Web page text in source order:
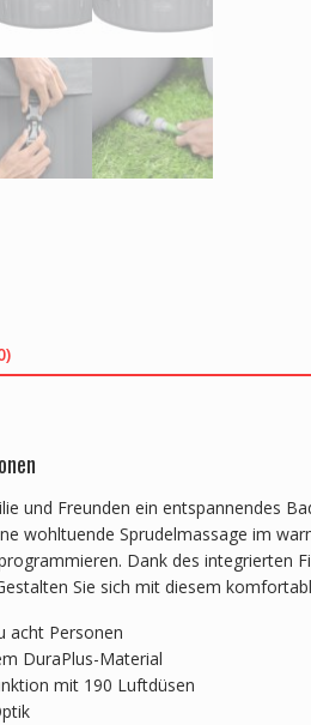
und Freunden ein entspannendes
wohltuende Sprudelmassage im
Dank des integrierten
Sie sich mit diesem
acht Personen
DuraPlus-Material
mit 190 Luftdüsen